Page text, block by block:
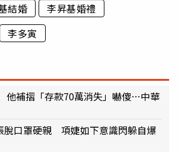
結婚
李昇基婚禮
李多寅
補摺「存款70萬消失」嚇傻…中華
脫口罩硬親 項婕如下意識閃躲自爆